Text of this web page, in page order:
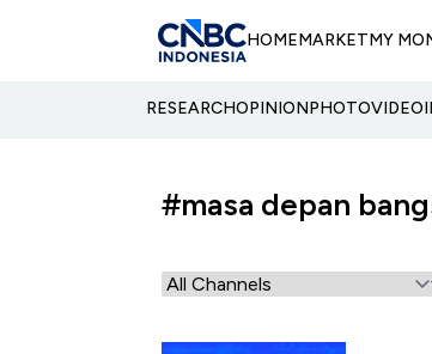
HOMEMARKETMY
RESEARCHOPINIONPHOTOVIDEO
#masa depan